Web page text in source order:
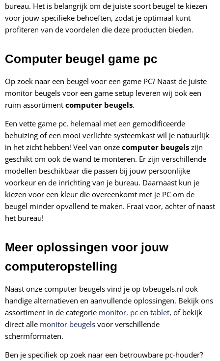
bureau. Het is belangrijk om de juiste soort beugel te kiezen
voor jouw specifieke behoeften, zodat je optimaal kunt
profiteren van de voordelen die deze producten bieden.
Computer beugel game pc
Op zoek naar een beugel voor een game PC? Naast de juiste
monitor beugels voor een game setup leveren wij ook een
ruim assortiment computer beugels.
Een vette game pc, helemaal met een gemodificeerde
behuizing of een mooi verlichte systeemkast wil je natuurlijk
in het zicht hebben! Veel van onze computer beugels zijn
geschikt om ook de wand te monteren. Er zijn verschillende
modellen beschikbaar die passen bij jouw persoonlijke
voorkeur en de inrichting van je bureau. Daarnaast kun je
kiezen voor een kleur die overeenkomt met je PC om de
beugel minder opvallend te maken. Fraai voor, achter of naast
het bureau!
Meer oplossingen voor jouw
computeropstelling
Naast onze computer beugels vind je op tvbeugels.nl ook
handige alternatieven en aanvullende oplossingen. Bekijk ons
assortiment in de categorie monitor, pc en tablet, of bekijk
direct alle monitor beugels voor verschillende
schermformaten.
Ben je specifiek op zoek naar een betrouwbare pc-houder?